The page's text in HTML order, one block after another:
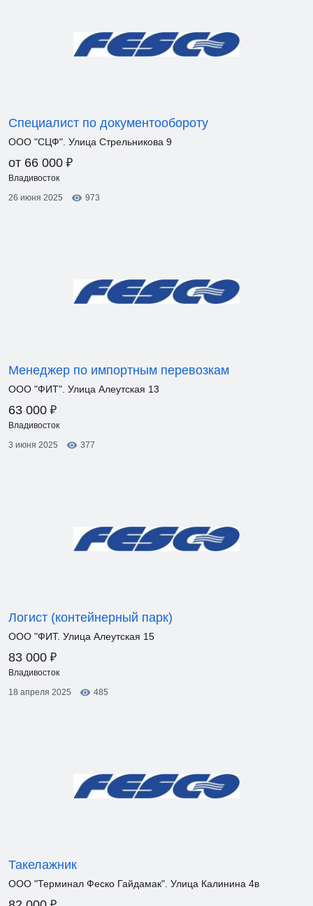
Специалист по документообороту
ООО "СЦФ". Улица Стрельникова 9
от 66 000 ₽
Владивосток
26 июня 2025
973
Менеджер по импортным перевозкам
ООО "ФИТ". Улица Алеутская 13
63 000 ₽
Владивосток
3 июня 2025
377
Логист (контейнерный парк)
ООО "ФИТ. Улица Алеутская 15
83 000 ₽
Владивосток
18 апреля 2025
485
Такелажник
ООО "Терминал Феско Гайдамак". Улица Калинина 4в
₽